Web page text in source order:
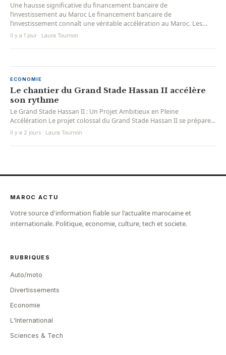
Une hausse significative du financement bancaire de
l’investissement au Maroc Le financement bancaire de
l’investissement connaît une véritable accélération au Maroc. Les...
Il y a 1 jour · Laura Tournon
ECONOMIE
Le chantier du Grand Stade Hassan II accélère
son rythme
Le Grand Stade Hassan II : Un Projet Ambitieux en Pleine
Accélération Le projet colossal du Grand Stade Hassan II se prépare...
Il y a 2 jours · Laura Tournon
MAROC ACTU
Votre source d'information fiable sur l'actualite marocaine et
internationale. Politique, economie, culture, tech et societe.
RUBRIQUES
Auto/moto
Divertissements
Economie
L'International
Sciences & Tech